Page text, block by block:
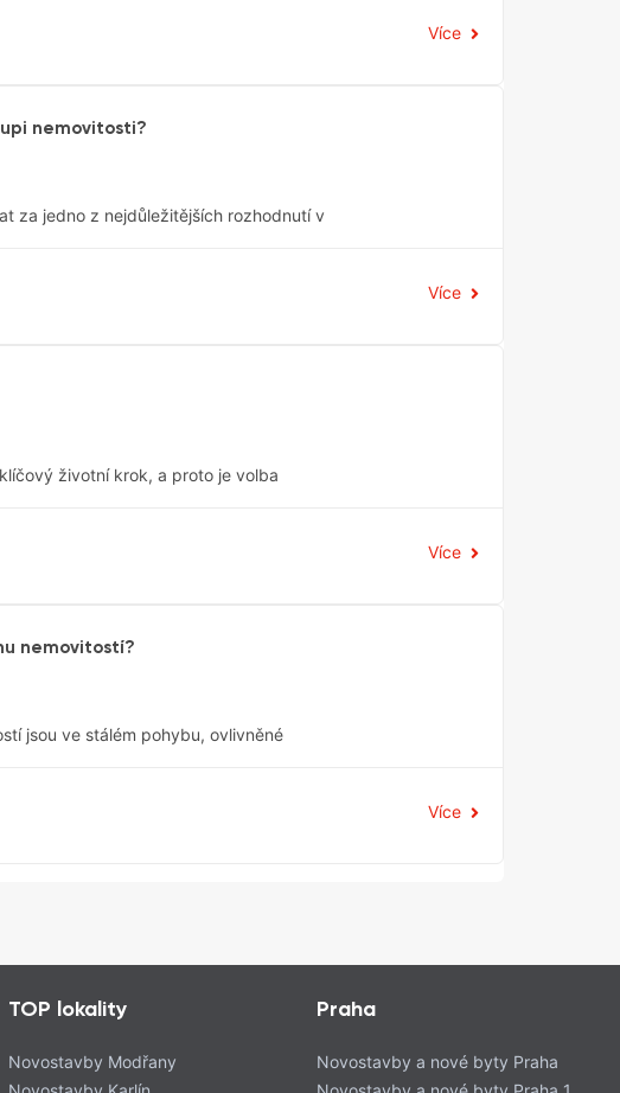
Více
nemovitosti?
za jedno z nejdůležitějších rozhodnutí v
Více
životní krok, a proto je volba
Více
nemovitostí?
jsou ve stálém pohybu, ovlivněné
Více
TOP lokality
Novostavby Modřany
Praha
Novostavby a nové byty Praha